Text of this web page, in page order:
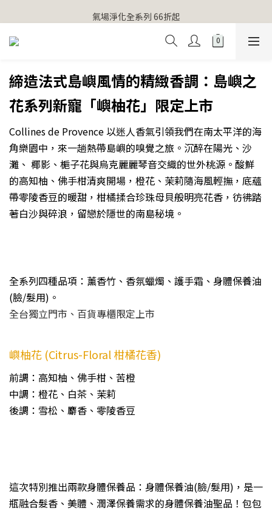
【官網獨家】首次消費 不限金額 即送 香遇熊超人行李吊牌
氣場淨化全系列 66折起
【官網獨家】首次消費 不限金額 即送 香遇熊超人行李吊牌
締造法式島嶼風情的精緻香調：島嶼之
花系列新寵「嶼柚花」限定上市
Collines de Provence 以迷人香氣引領我們在南太平洋的海
角樂園中，來一趟熱帶島嶼的嗅覺之旅。沉醉在陽光、沙
灘、 椰影、梔子花與烏克麗麗琴音交織的世外桃源。酸鮮
的高知柚、佛手柑清爽開場，橙花、茉莉隨海風輕撫，底蘊
帶零陵香豆的暖甜，柑橘揉合珍珠母貝般明亮花香，彷彿踏
著白沙與碎浪，留戀於隱世的南島秘境。
全系列四種品項：薰香竹、香氛蠟燭、護手霜、身體保養油
(臉/髮用)。
全台獨立門市、百貨專櫃限定上市
嶼柚花 (Citrus-Floral 柑橘花香)
前調：高知柚、佛手柑、苦橙
中調：橙花、白茶、茉莉
後調：雪松、麝香、零陵香豆
這次特別推出兩款身體保養品：身體保養油(臉/髮用)，是一
瓶融合髮香、美體、潤澤保養需求的身體保養油聖品！包包